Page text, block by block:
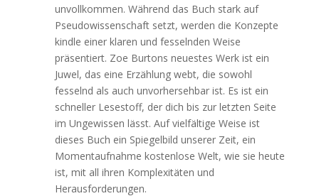
unvollkommen. Während das Buch stark auf
Pseudowissenschaft setzt, werden die Konzepte
kindle einer klaren und fesselnden Weise
präsentiert. Zoe Burtons neuestes Werk ist ein
Juwel, das eine Erzählung webt, die sowohl
fesselnd als auch unvorhersehbar ist. Es ist ein
schneller Lesestoff, der dich bis zur letzten Seite
im Ungewissen lässt. Auf vielfältige Weise ist
dieses Buch ein Spiegelbild unserer Zeit, ein
Momentaufnahme kostenlose Welt, wie sie heute
ist, mit all ihren Komplexitäten und
Herausforderungen.